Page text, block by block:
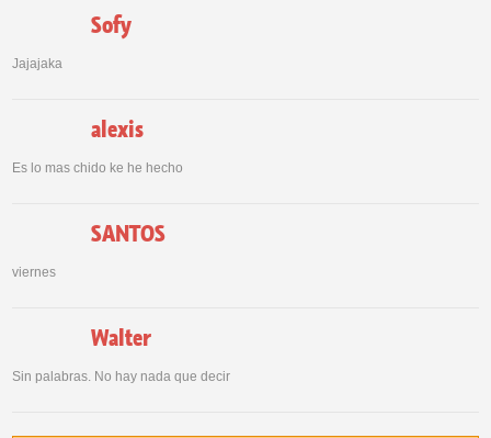
Sofy
Jajajaka
alexis
Es lo mas chido ke he hecho
SANTOS
viernes
Walter
Sin palabras. No hay nada que decir